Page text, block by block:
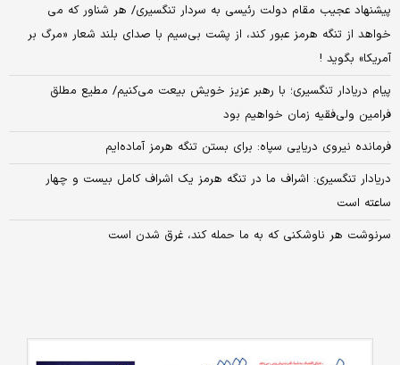
پیشنهاد عجیب مقام دولت رئیسی به سردار تنگسیری/ هر شناور که می
خواهد از تنگه هرمز عبور کند، از پشت بی‌سیم با صدای بلند شعار «مرگ بر
آمریکا» بگوید !
پیام دریادار تنگسیری؛ با رهبر عزیز خویش بیعت می‌کنیم/ مطیع مطلق
فرامین ولی‌فقیه زمان خواهیم بود
فرمانده نیروی دریایی سپاه: برای بستن تنگه هرمز آماده‌ایم
دریادار تنگسیری: اشراف ما در تنگه هرمز یک اشراف کامل بیست و چهار
ساعته است
سرنوشت هر ناوشکنی که به ما حمله کند، غرق شدن است